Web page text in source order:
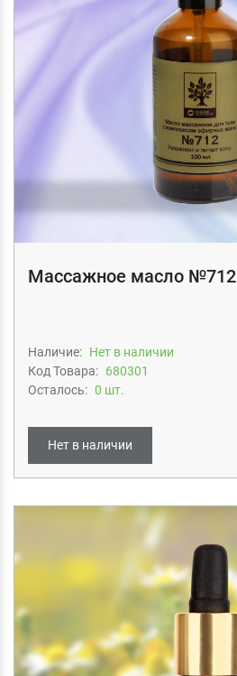
Массажное масло №712
Наличие: Нет в наличии
Код Товара: 680301
Осталось: 0 шт.
Нет в наличии